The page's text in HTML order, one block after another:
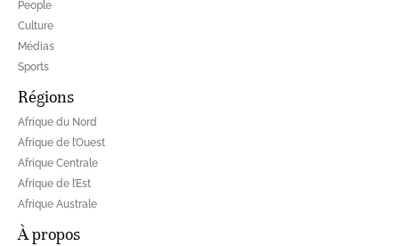
People
Culture
Médias
Sports
Régions
Afrique du Nord
Afrique de l’Ouest
Afrique Centrale
Afrique de l’Est
Afrique Australe
À propos